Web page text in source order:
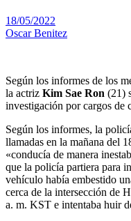
18/05/2022
Oscar Benitez
Según los informes de los
la actriz Kim Sae Ron (21)
investigación por cargos
Según los informes, la
llamadas en la mañana del
«conducía de manera
que la policía partiera para
vehículo había embestido
cerca de la intersección de
a. m. KST e intentaba huir